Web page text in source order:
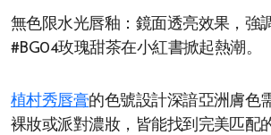
無色限水光唇釉：鏡面透亮效果，強
#BG04玫瑰甜茶在小紅書掀起熱潮。
植村秀唇膏的色號設計深諳亞洲膚色
裸妝或派對濃妝，皆能找到完美匹配